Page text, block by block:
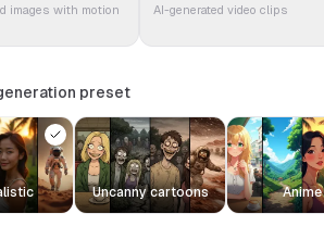
images with motion
AI-generated video clips
preset
Uncanny cartoons Anime